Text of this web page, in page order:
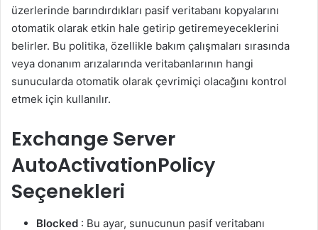
üzerlerinde barındırdıkları pasif veritabanı kopyalarını
otomatik olarak etkin hale getirip getiremeyeceklerini
belirler. Bu politika, özellikle bakım çalışmaları sırasında
veya donanım arızalarında veritabanlarının hangi
sunucularda otomatik olarak çevrimiçi olacağını kontrol
etmek için kullanılır.
Exchange Server
AutoActivationPolicy
Seçenekleri
Blocked : Bu ayar, sunucunun pasif veritabanı